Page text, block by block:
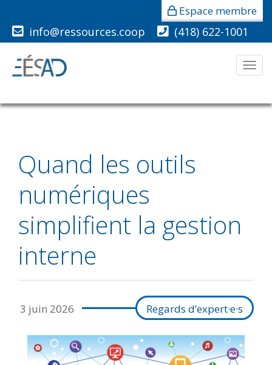
Espace membre
info@ressources.coop (418) 622-1001
Quand les outils
numériques
simplifient la gestion
interne
Regards d’expert·e·s
3 juin 2026